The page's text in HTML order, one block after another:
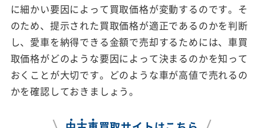
に細かい要因によって買取価格が変動するのです。そ
のため、提示された買取価格が適正であるのかを判断
し、愛車を納得できる金額で売却するためには、車買
取価格がどのような要因によって決まるのかを知って
おくことが大切です。どのような車が高値で売れるの
かを確認しておきましょう。